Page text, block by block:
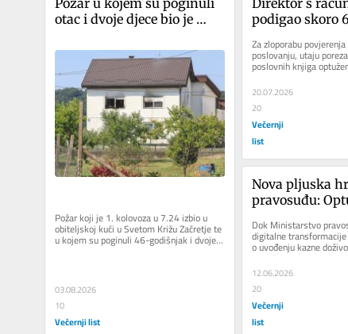
otac i dvoje djece bio je
istražuje što se dogodilo
prije tragedije
Požar koji je 1. kolovoza u 7.24 izbio u
obiteljskoj kući u Svetom Križu Začretje te
u kojem su poginuli 46-godišnjak i dvoje
maloljetnika,...
03.08.2026
10
Večernji list
podigao skoro
eura PDV-a te
knjige pred
Za zloporabu
poslovanju, utaju
poslovnih knjiga
protiv kojeg je ŽDO...
20.07.2026
20
Večernji
list
Nova pljuska
pravosuđu:
kokaina sad
5700 eura
Dok Ministarstvo
digitalne
o uvođenju kazne
kako to planira, danas će...
12.06.2026
20
Večernji
list